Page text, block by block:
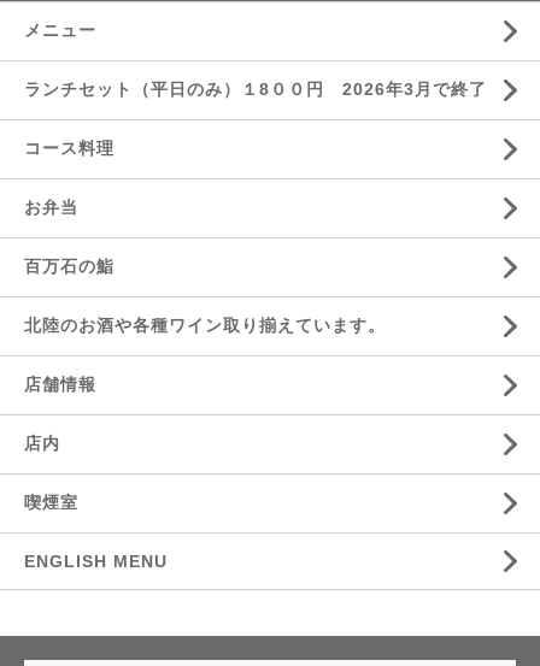
メニュー
ランチセット（平日のみ）１8００円 2026年3月で終了
コース料理
お弁当
百万石の鮨
北陸のお酒や各種ワイン取り揃えています。
店舗情報
店内
喫煙室
ENGLISH MENU